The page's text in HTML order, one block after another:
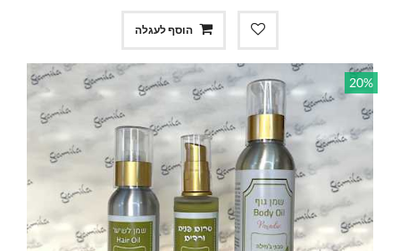
הוסף לעגלה
20%